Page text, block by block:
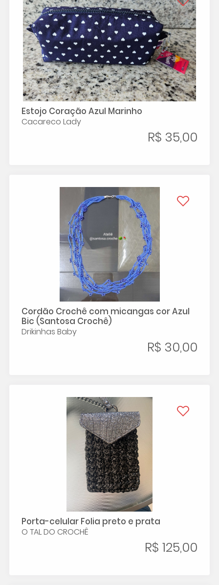
Estojo Coração Azul Marinho
Cacareco Lady
R$ 35,00
Cordão Crochê com micangas cor Azul
Bic (Santosa Crochê)
Drikinhas Baby
R$ 30,00
Porta-celular Folia preto e prata
O TAL DO CROCHÊ
R$ 125,00